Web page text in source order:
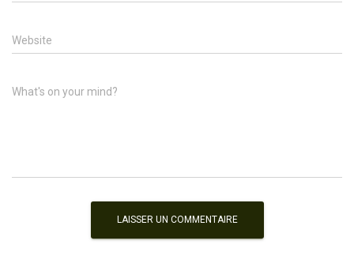
Website
What's on your mind?